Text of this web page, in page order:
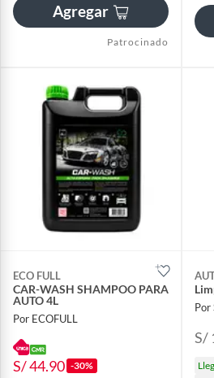
Agregar
Patrocinado
ECO FULL
CAR-WASH SHAMPOO PARA
AUTO 4L
Por ECOFULL
S/ 44.90 -30%
Por
S/